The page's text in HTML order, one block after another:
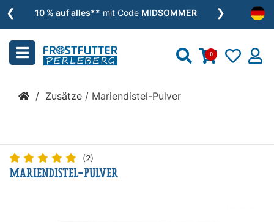
10 % auf alles** mit Code MIDSOMMER
❮ ❯
0
Menu
schließen
Kategorien
Nassfutter
/ Zusätze / Mariendistel-Pulver
(2)
MARIENDISTEL-PULVER